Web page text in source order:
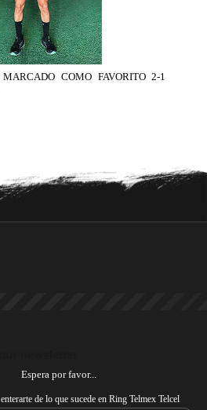
COMO FAVORITO 2-1
Espera por favor...
de lo que sucede en Ring Telmex Telcel